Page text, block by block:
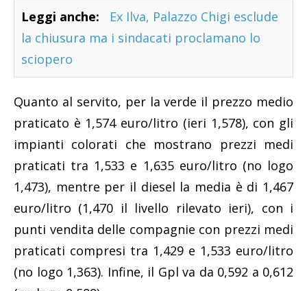
Leggi anche:
Ex Ilva, Palazzo Chigi esclude
la chiusura ma i sindacati proclamano lo
sciopero
Quanto al servito, per la verde il prezzo medio
praticato è 1,574 euro/litro (ieri 1,578), con gli
impianti colorati che mostrano prezzi medi
praticati tra 1,533 e 1,635 euro/litro (no logo
1,473), mentre per il diesel la media è di 1,467
euro/litro (1,470 il livello rilevato ieri), con i
punti vendita delle compagnie con prezzi medi
praticati compresi tra 1,429 e 1,533 euro/litro
(no logo 1,363). Infine, il Gpl va da 0,592 a 0,612